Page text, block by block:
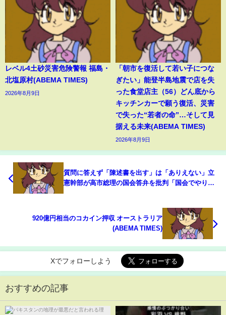
レベル4土砂災害危険警報 福島・
北塩原村(ABEMA TIMES)
2026年8月9日
「朝市を復活して若い子につな
ぎたい」能登半島地震で店を失
った食堂店主（56）どん底から
キッチンカーで願う復活、災害
で失った“若者の命”…そして見
据える未来(ABEMA TIMES)
2026年8月9日
質問に答えず「陳述書を出す」は「ありえない」立
憲幹部が高市総理の国会答弁を批判「国会でやりと
920億円相当のコカイン押収 オーストラリア
(ABEMA TIMES)
Xでフォローしよう
おすすめの記事